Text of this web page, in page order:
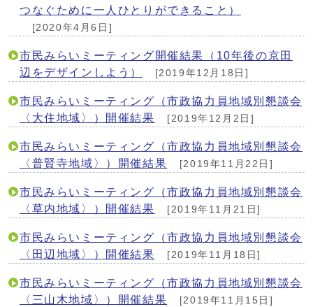
つなぐために一人ひとりができること）
[2020年4月6日]
市民みらいミーティング開催結果（10年後の京田
辺をデザインしよう）
[2019年12月18日]
市民みらいミーティング（市政協力員地域別懇談会
〈大住地域〉）開催結果
[2019年12月2日]
市民みらいミーティング（市政協力員地域別懇談会
〈普賢寺地域〉）開催結果
[2019年11月22日]
市民みらいミーティング（市政協力員地域別懇談会
〈草内地域〉）開催結果
[2019年11月21日]
市民みらいミーティング（市政協力員地域別懇談会
〈田辺地域〉）開催結果
[2019年11月18日]
市民みらいミーティング（市政協力員地域別懇談会
〈三山木地域〉）開催結果
[2019年11月15日]